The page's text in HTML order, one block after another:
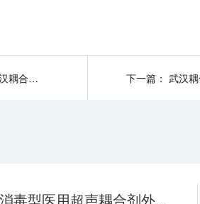
深耕质量合规 筑牢安全防线-武汉耦合医学参加2026年医疗器械质量安全培训班 下一篇：
关于消毒型医用超声耦合剂外包装装箱方式变更的通知-武汉耦合医学